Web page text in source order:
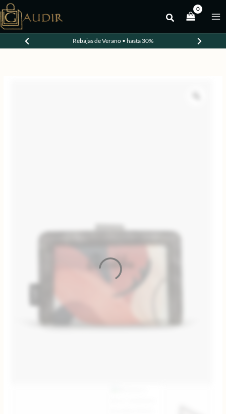
al
contenido
Rebajas de Verano • hasta 30%
-20%